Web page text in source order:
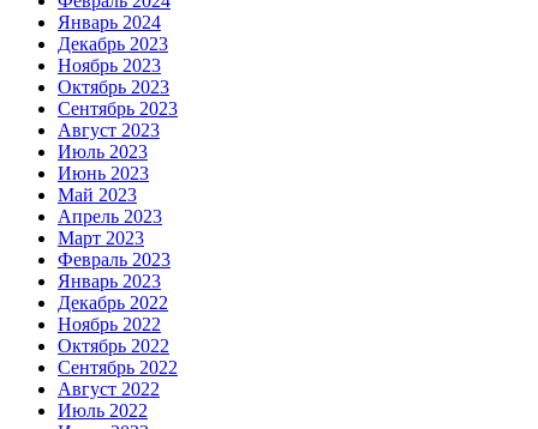
Январь 2024
Декабрь 2023
Ноябрь 2023
Октябрь 2023
Сентябрь 2023
Август 2023
Июль 2023
Июнь 2023
Май 2023
Апрель 2023
Март 2023
Февраль 2023
Январь 2023
Декабрь 2022
Ноябрь 2022
Октябрь 2022
Сентябрь 2022
Август 2022
Июль 2022